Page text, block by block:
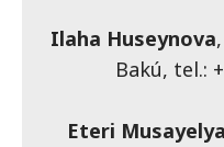
Ilaha Huseynova
Bakú, tel.:
Eteri